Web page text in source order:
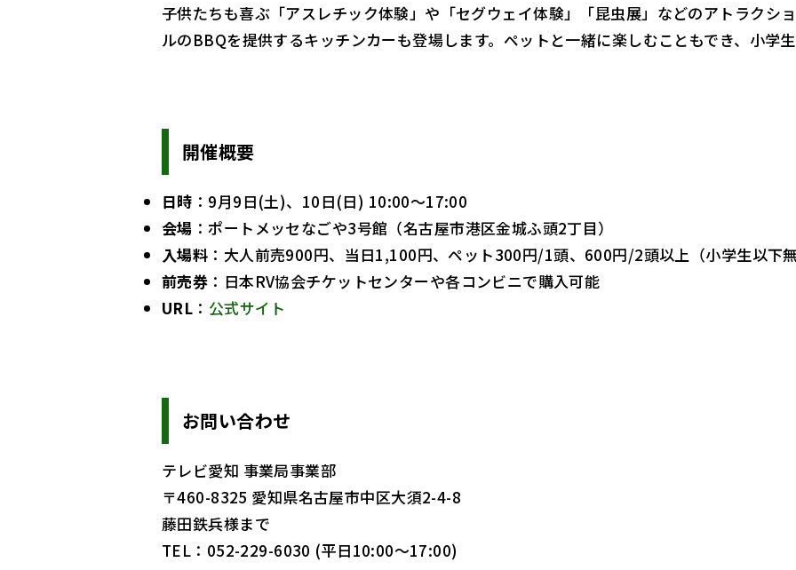
子供たちも喜ぶ「アスレチック体験」や「セグウェイ体験」「昆虫展」などのアトラクシ
ルのBBQを提供するキッチンカーも登場します。ペットと一緒に楽しむこともでき、小学
開催概要
日時 ：9月9日(土)、10日(日) 10:00～17:00
会場 ：ポートメッセなごや3号館（名古屋市港区金城ふ頭2丁目）
入場料 ：大人前売900円、当日1,100円、ペット300円/1頭、600円/2頭以上（小学生以下
前売券 ：日本RV協会チケットセンターや各コンビニで購入可能
URL ： 公式サイト
お問い合わせ
テレビ愛知 事業局事業部
〒460-8325 愛知県名古屋市中区大須2-4-8
藤田鉄兵様まで
TEL：052-229-6030 (平日10:00～17:00)